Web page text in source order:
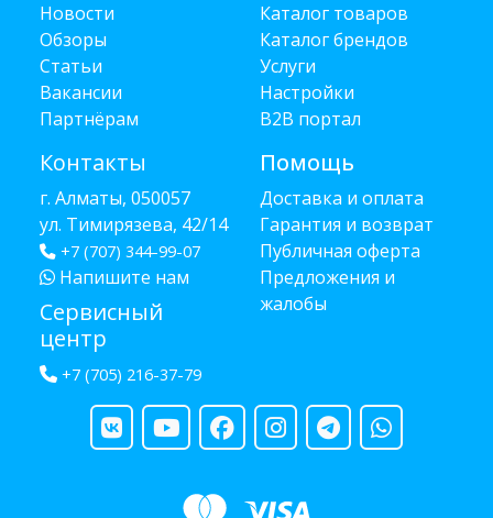
Новости
Обзоры
Статьи
Вакансии
Партнёрам
Контакты
г. Алматы, 050057
ул. Тимирязева, 42/14
+7 (707) 344-99-07
Напишите нам
Сервисный
центр
+7 (705) 216-37-79
Каталог товаров
Каталог брендов
Услуги
Настройки
B2B портал
Помощь
Доставка и оплата
Гарантия и возврат
Публичная оферта
Предложения и
жалобы